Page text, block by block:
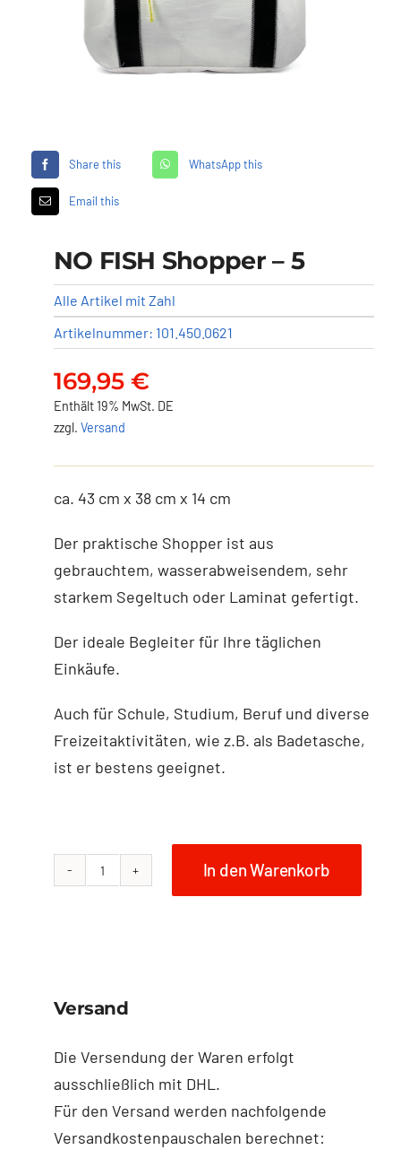
Über uns
Kontakt
Warenkorb
Share this WhatsApp this
Email this
NO FISH Shopper – 5
Alle Artikel mit Zahl
Artikelnummer: 101.450.0621
169,95 €
Enthält 19% MwSt. DE
zzgl. Versand
ca. 43 cm x 38 cm x 14 cm
Der praktische Shopper ist aus
gebrauchtem, wasserabweisendem, sehr
starkem Segeltuch oder Laminat gefertigt.
Der ideale Begleiter für Ihre täglichen
Einkäufe.
Auch für Schule, Studium, Beruf und diverse
Freizeitaktivitäten, wie z.B. als Badetasche,
ist er bestens geeignet.
NO
Menge
In den Warenkorb
Versand
Die Versendung der Waren erfolgt
ausschließlich mit DHL.
Für den Versand werden nachfolgende
Versandkostenpauschalen berechnet: